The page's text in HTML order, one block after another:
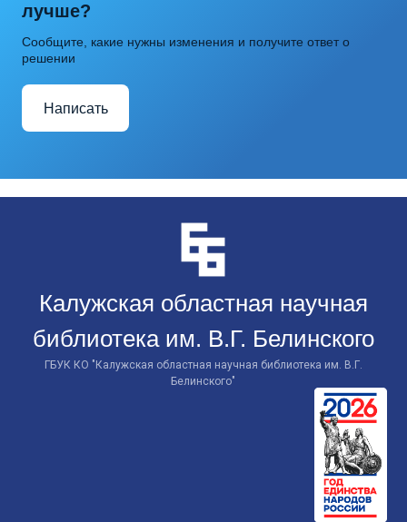
лучше?
Сообщите, какие нужны изменения и получите ответ о
решении
Написать
Калужская областная научная
библиотека им. В.Г. Белинского
ГБУК КО "Калужская областная научная библиотека им. В.Г.
Белинского"